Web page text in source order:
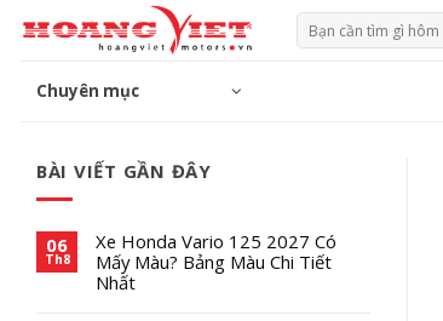
đến
Tìm
kiếm:
Chuyên mục
BÀI VIẾT GẦN ĐÂY
06
Th8
Xe Honda Vario 125 2027 Có
Mấy Màu? Bảng Màu Chi Tiết
Nhất